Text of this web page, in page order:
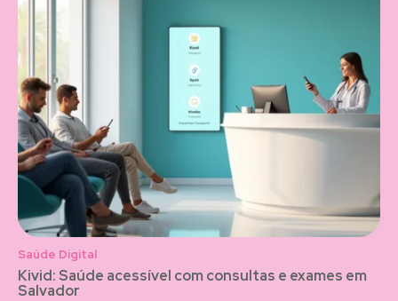
Saúde Digital
Kivid: Saúde acessível com consultas e exames em
Salvador